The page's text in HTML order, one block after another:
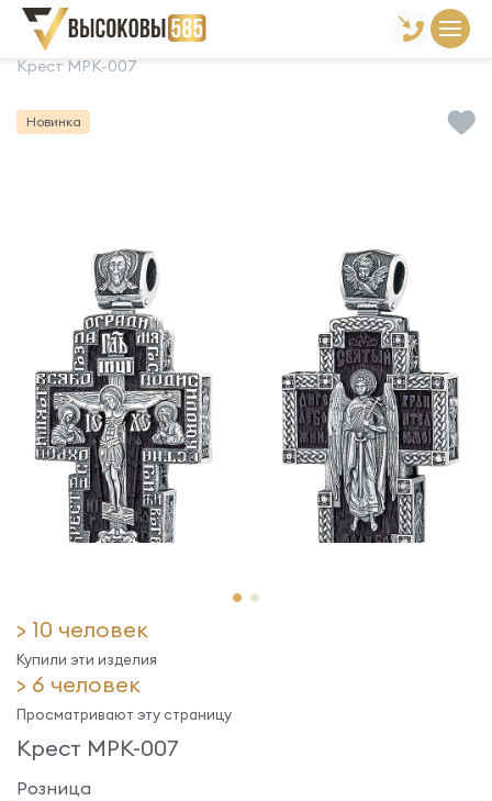
Главная Склад готовой продукции
Крест МРК-007
Новинка
> 10 человек
Купили эти изделия
> 6 человек
Просматривают эту страницу
Крест МРК-007
Розница